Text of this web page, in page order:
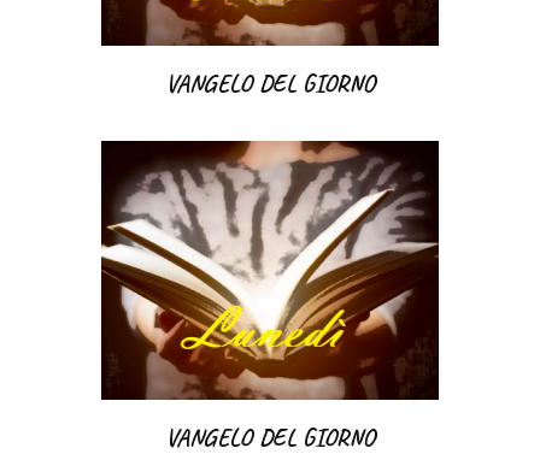
VANGELO DEL GIORNO
VANGELO DEL GIORNO